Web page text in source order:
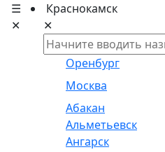
☰
✕
Краснокамск
✕
Оренбург
Москва
Абакан
Альметьевск
Ангарск